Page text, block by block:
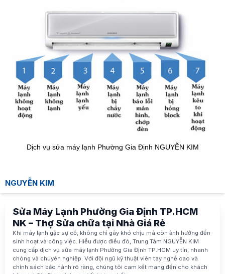
Dịch vụ sửa máy lạnh Phường Gia Định NGUYỄN KIM
NGUYỄN KIM
Sửa Máy Lạnh Phường Gia Định TP.HCM
NK – Thợ Sửa chữa tại Nhà Giá Rẻ
Khi máy lạnh gặp sự cố, không chỉ gây khó chịu mà còn ảnh hưởng đến
sinh hoạt và công việc. Hiểu được điều đó, Trung Tâm NGUYỄN KIM
cung cấp dịch vụ sửa máy lạnh Phường Gia Định TP.HCM uy tín, nhanh
chóng và chuyên nghiệp. Với đội ngũ kỹ thuật viên tay nghề cao và
chính sách bảo hành rõ ràng, chúng tôi cam kết mang đến cho khách